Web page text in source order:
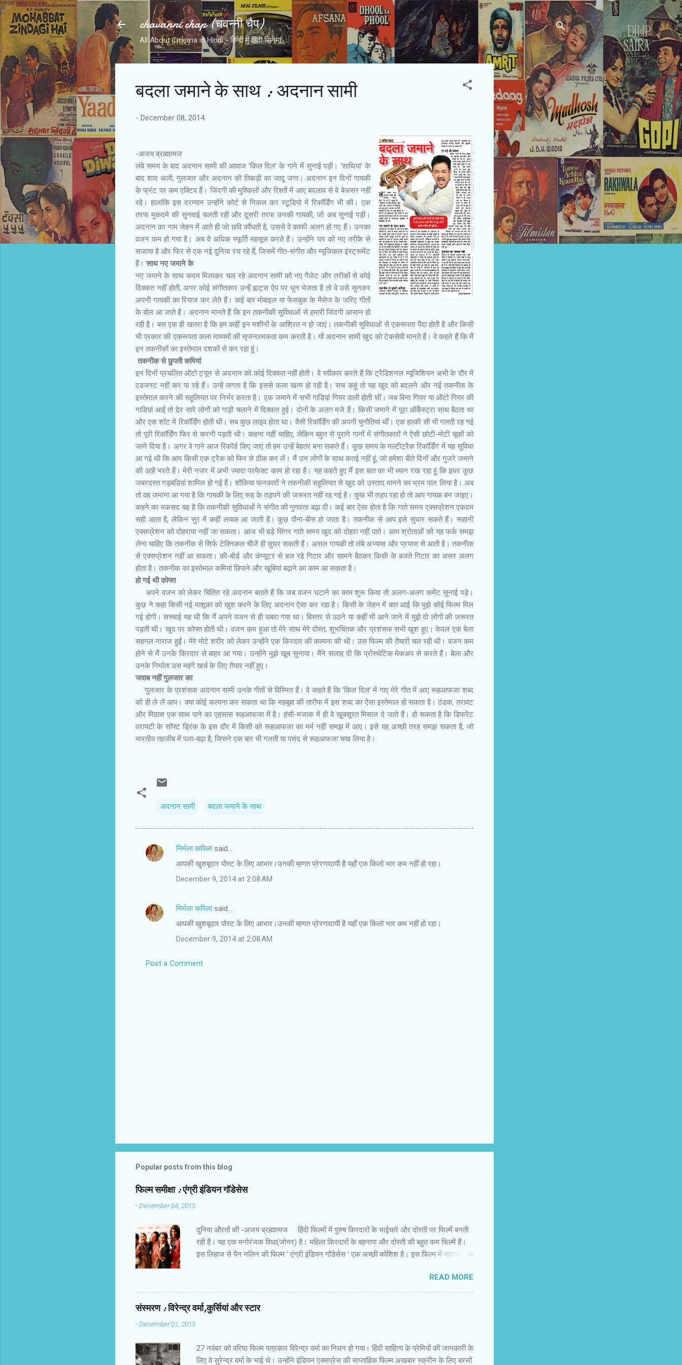
Skip to main content
chavanni chap (चवन्नी चैप)
All About Cinema in Hindi - हिन्दी में हिंदी सिनेमा
बदला जमाने के साथ : अदनान सामी
- December 08, 2014
-अजय ब्रह्मात्मज
लंबे समय के बाद अदनान सामी की आवाज ‘किल दिल’ के गाने में सुनाई पड़ी। ‘साथिया’ के
बाद शाद अली, गुलजार और अदनान की तिकड़ी का जादू जगा। अदनान इन दिनों गायकी
के फ्रंट पर कम एक्टिव हैं। जिंदगी की मुश्किलों और रिश्तों में आए बदलाव से वे बेअसर नहीं
रहे। हालांकि इस दरम्यान उन्होंने कोर्ट से निकल कर स्टूडियो में रिकॉर्डिंग भी की। एक
तरफ मुकदमे की सुनवाई चलती रही और दूसरी तरफ उनकी गायकी, जो अब सुनाई पड़ी।
अदनान का नाम जेहन में आते ही जो छवि कौंधती है, उससे वे काफी अलग हो गए हैं। उनका
वजन कम हो गया है। अब वे अधिक स्फूर्ति महसूस करते हैं। उन्होंने घर को नए तरीके से
सजाया है और फिर से एक नई दुनिया रच रहे हैं, जिसमें गीत-संगीत और म्यूजिकल इंस्ट्रूमेंट
हैं। साथ नए जमाने के
नए जमाने के साथ कदम मिलाकर चल रहे अदनान सामी को नए गैजेट और तरीकों से कोई
दिक्कत नहीं होती, अगर कोई संगीतकार उन्हें ह्वाट्स ऐप पर धुन भेजता है तो वे उसे सुनकर
अपनी गायकी का रियाज कर लेते हैं। कई बार मोबाइल या फेसबुक के मैसेज के जरिए गीतों
के बोल आ जाते हैं। अदनान मानते हैं कि इन तकनीकी सुविधाओं से हमारी जिंदगी आसान हो
रही है। बस एक ही खतरा है कि हम कहीं इन मशीनों के आश्रित न हो जाएं। तकनीकी सुविधाओं से एकरूपता पैदा होती है और किसी
भी प्रकार की एकरूपता कला माध्यमों की सृजनात्मकता कम करती है। यों अदनान सामी खुद को टेकसेवी मानते हैं। वे कहते हैं कि मैं
इन तकनीकों का इस्तेमाल दशकों से कर रहा हूं।
तकनीक से छुपती कमियां
इन दिनों प्रचलित ऑटो ट्यून से अदनान को कोई दिक्कत नहीं होती। वे स्वीकार करते हैं कि ट्रैडिशनल म्यूजिशियन अभी के दौर में
एडजस्ट नहीं कर पा रहे हैं। उन्हें लगता है कि इससे कला खत्म हो रही है। सच कहूं तो यह खुद को बदलने और नई तकनीक के
इस्तेमाल करने की सहूलियत पर निर्भर करता है। एक जमाने में सभी गाडिय़ां गियर वाली होती थीं। जब बिना गियर या ऑटो गियर की
गाडिय़ां आईं तो ढेर सारे लोगों को गाड़ी चलाने में दिक्कत हुई। दोनों के अलग मजे हैं। किसी जमाने में पूरा ऑर्केस्ट्रा साथ बैठता था
और एक शॉट में रिकॉर्डिंग होती थी। सब कुछ लाइव होता था। वैसी रिकॉर्डिंग की अपनी चुनौतियां थीं। एक हल्की सी भी गलती रह गई
तो पूरी रिकॉर्डिंग फिर से करनी पड़ती थी। कहना नहीं चाहिए, लेकिन बहुत से पुराने गानों में संगीतकारों ने ऐसी छोटी-मोटी चूकों को
जाने दिया है। अगर वे गाने आज रिकॉर्ड किए जाएं तो हम उन्हें बेहतर बना सकते हैं। कुछ समय के मल्टीट्रैक रिकॉर्डिंग में यह सुविधा
आ गई थी कि आप किसी एक ट्रैक को फिर से ठीक कर लें। मैं उन लोगों के साथ कतई नहीं हूं, जो हमेशा बीते दिनों और गुजरे जमाने
की आहें भरते हैं। मेरी नजर में अभी ज्यादा परफेक्ट काम हो रहा है। यह कहते हुए मैं इस बात का भी ध्यान रख रहा हूं कि इधर कुछ
जबरदस्त गड़बडिय़ां शामिल हो गई हैं। शौकिया फनकारों ने तकनीकी सहूलियत से खुद को उस्ताद मानने का भ्रम पाल लिया है। अब
तो वह जमाना आ गया है कि गायकी के लिए रूह के तड़पने की जरूरत नहीं रह गई है। कुछ भी तड़प रहा हो तो आप गायक बन जाइए।
कहने का मकसद यह है कि तकनीकी सुविधाओं ने संगीत की गुणवत्ता बढ़ा दी। कई बार ऐसा होता है कि गाते समय एक्सप्रेशन एकदम
सही आता है, लेकिन सुर में कहीं लचक आ जाती है। कुछ पौना-बीस हो जाता है। तकनीक से आप इसे सुधार सकते हैं। रूहानी
एक्सप्रेशन को दोहराया नहीं जा सकता। आज भी बड़े सिंगर गाते समय खुद को दोहरा नहीं पाते। आम श्रोताओं को यह फर्क समझ
लेना चाहिए कि तकनीक से सिर्फ टेक्निकल चीजें ही सुधर सकती हैं। असल गायकी तो लंबे अभ्यास और प्रयास से आती है। तकनीक
से एक्सप्रेशन नहीं आ सकता। की-बोर्ड और कंप्यूटर से बज रहे गिटार और सामने बैठकर किसी के बजते गिटार का असर अलग
होता है। तकनीक का इस्तेमाल कमियां छिपाने और खूबियां बढ़ाने का काम आ सकता है।
हो गई थी कोफ्त
अपने वजन को लेकर चिंतित रहे अदनान बताते हैं कि जब वजन घटाने का काम शुरू किया तो अलग-अलग कमेंट सुनाई पड़े।
कुछ ने कहा किसी नई माशूका को खुश करने के लिए अदनान ऐसा कर रहा है। किसी के जेहन में बात आई कि मुझे कोई फिल्म मिल
गई होगी। सच्चाई यह थी कि मैं अपने वजन से ही घबरा गया था। बिस्तर से उठने या कहीं भी आने जाने में मुझे दो लोगों की जरूरत
पड़ती थी। खुद पर कोफ्त होती थी। वजन कम हुआ तो मेरे साथ मेरे दोस्त, शुभचिंतक और प्रशंसक सभी खुश हुए। केवल एक बेला
सहगल नाराज हुईं। मेरे मोटे शरीर को लेकर उन्होंने एक किरदार की कल्पना की थी। उस फिल्म की तैयारी चल रही थी। वजन कम
होने से मैं उनके किरदार से बाहर आ गया। उन्होंने मुझे खूब सुनाया। मैंने सलाह दी कि प्रोस्थेटिक मेकअप से करते हैं। बेला और
उनके निर्माता उस महंगे खर्च के लिए तैयार नहीं हुए।
जवाब नहीं गुलजार का
गुलजार के प्रशंसक अदनान सामी उनके गीतों से विस्मित हैं। वे कहते हैं कि ‘किल दिल’ में गाए मेरे गीत में आए रूहआफजा शब्द
को ही ले लें आप। क्या कोई कल्पना कर सकता था कि महबूबा की तारीफ में इस शब्द का ऐसा इस्तेमाल हो सकता है। ठंडक, तरावट
और मिठास एक साथ पाने का एहसास रूहआफजा में है। हंसी-मजाक में ही वे खूबसूरत मिसाल दे जाते हैं। हो सकता है कि डिफरेंट
वरायटी के सॉफ्ट ड्रिंक के इस दौर में किसी को रूहआफजा का मर्म नहीं समझ में आए। इसे वह अच्छी तरह समझ सकता है, जो
भारतीय तहजीब में पला-बढ़ा है, जिसने एक बार भी गलती या पसंद से रूहआफजा चख लिया है।
अदनान सामी बदला जमाने के साथ
C
e
निर्मला कपिलाsaid…
आपकी खुशबूदार पोस्ट के लिए आभार।उनकी म्हणत प्रेरणादायी है यहाँ एक किलो भार कम नहीं हो रहा।
December 9, 2014 at 2:08 AM
निर्मला कपिलाsaid…
आपकी खुशबूदार पोस्ट के लिए आभार।उनकी म्हणत प्रेरणादायी है यहाँ एक किलो भार कम नहीं हो रहा।
December 9, 2014 at 2:08 AM
Post a Comment
Popular posts from this blog
फिल्‍म समीक्षा : एंग्री इंडियन गॉडेसेस
-December 04, 2015
दुनिया औरतों की -अजय ब्रह्मात्‍मज हिंदी फिल्‍मों में पुरुष किरदारों के भाईचारे और दोस्‍ती पर फिल्‍में बनती
रही हैं। यह एक मनोरंजक विधा(जोनर) है। महिला किरदारों के बहनापा और दोस्‍ती की बहुत कम फिल्‍में हैं।
इस लिहाज से पैन नलिन की फिल्‍म ‘ एंग्री इंडियन गॉडेसेस ’ एक अच्‍छी कोशिश है। इस फिल्‍म में सात महिला
होती हैं। उनमें से एक की शादी होने वाली है। बाकी लड़कियों में से कुछ की शादी हो चुकी है और कुछ अभी
तक करिअर और जिंदगी की जद्दोजहद में फंसी हैं। पैन नलिन ने उनके इस मिलन में उनकी जिंदगी के
खालीपन,शिकायतों और उम्‍मीदों को रखने की कोशिश की है। फिल्‍म की शुरुआत रोचक है। आरंभिक
मोटाज में हम सातों लड़कियों की जिंदगी की झलक पाते हैं। वे सभी जूझ रही हैं। उन्‍हें इस समाज में सामंजस्‍य
READ MORE
संस्‍मरण : विरेन्‍द्र वर्मा,कुर्सियां और स्‍टार
-December 01, 2015
27 नवंबर को वरिष्‍ठ फिल्‍म पत्रकार विरेन्‍द्र वर्मा का निधन हो गया। हिंदी साहित्‍य के प्रेमियों की जानकारी के
लिए वे सुरेन्‍द्र वर्मा के भाई थे। उन्‍होंने इंडियन एक्‍सप्रेस की साप्‍ताहिक फिल्‍म अखबार स्‍क्रीन के लिए बरसों